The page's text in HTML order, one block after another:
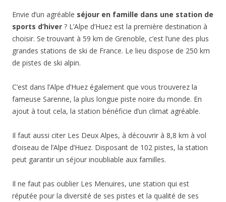
Envie d’un agréable séjour en famille dans une station de
sports d’hiver ? L’Alpe d’Huez est la première destination à
choisir. Se trouvant à 59 km de Grenoble, c’est l’une des plus
grandes stations de ski de France. Le lieu dispose de 250 km
de pistes de ski alpin.
C’est dans l’Alpe d’Huez également que vous trouverez la
fameuse Sarenne, la plus longue piste noire du monde. En
ajout à tout cela, la station bénéficie d’un climat agréable.
Il faut aussi citer Les Deux Alpes, à découvrir à 8,8 km à vol
d’oiseau de l’Alpe d’Huez. Disposant de 102 pistes, la station
peut garantir un séjour inoubliable aux familles.
Il ne faut pas oublier Les Menuires, une station qui est
réputée pour la diversité de ses pistes et la qualité de ses